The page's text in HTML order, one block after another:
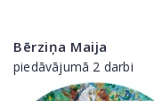
Bērziņa Maija
piedāvājumā 2 darbi